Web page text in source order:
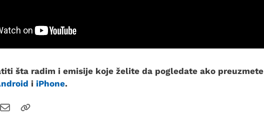
šta radim i emisije koje želite da pogledate ako preuzmete
i iPhone.